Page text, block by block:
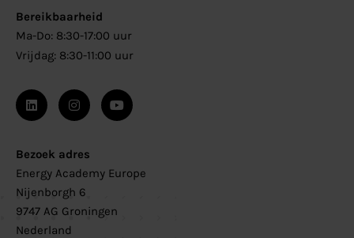
Bereikbaarheid
Ma-Do: 8:30-17:00 uur
Vrijdag: 8:30-11:00 uur
Bezoek adres
Energy Academy Europe
Nijenborgh 6
9747 AG Groningen
Nederland